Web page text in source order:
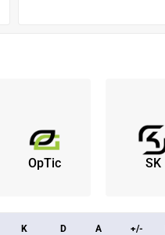
OpTic SK
K D A +/-